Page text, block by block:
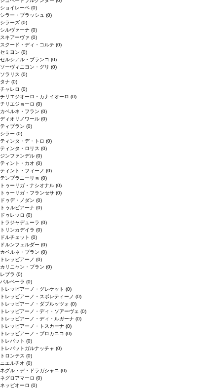
ショイレーベ (0)
シラー・ブラッシュ (0)
シラーズ (0)
シルヴァーナ (0)
スキアーヴァ (0)
スクード・ディ・コルテ (0)
セミヨン (0)
セルシアル・ブランコ (0)
ソーヴィニヨン・グリ (0)
ソラリス (0)
タナ (0)
チャレロ (0)
チリエジオーロ・カナイオーロ (0)
チリエジョーロ (0)
カベルネ・フラン (0)
ディオリノワール (0)
ティブラン (0)
シラー (0)
ティンタ・デ・トロ (0)
ティンタ・ロリス (0)
ジンファンデル (0)
ティント・カオ (0)
ティント・フィーノ (0)
テンプラニーリョ (0)
トゥーリガ・ナシオナル (0)
トゥーリガ・フランセサ (0)
ドゥデ・ノダン (0)
トゥルビアーナ (0)
ドゥレッロ (0)
トラジャデューラ (0)
トリンカデイラ (0)
ドルチェット (0)
ドルンフェルダー (0)
カベルネ・ブラン (0)
トレッビアーノ (0)
カリニャン・ブラン (0)
レブラ (0)
バルベーラ (0)
トレッビアーノ・グレケット (0)
トレッビアーノ・スポレティーノ (0)
トレッビアーノ・ダブルッツォ (0)
トレッビアーノ・ディ・ソアーヴェ (0)
トレッビアーノ・ディ・ルガーナ (0)
トレッビアーノ・トスカーナ (0)
トレッビアーノ・プロカニコ (0)
トレパット (0)
トレパットガルナッチャ (0)
トロンテス (0)
ニエルチオ (0)
ネグル・デ・ドラガシャニ (0)
ネグロアマーロ (0)
ネッビオーロ (0)